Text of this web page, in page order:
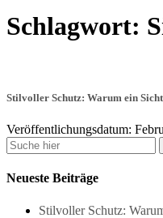
Schlagwort:
Stilvoller Schutz: Warum ein
Veröffentlichungsdatum:
Neueste Beiträge
Stilvoller Schutz: